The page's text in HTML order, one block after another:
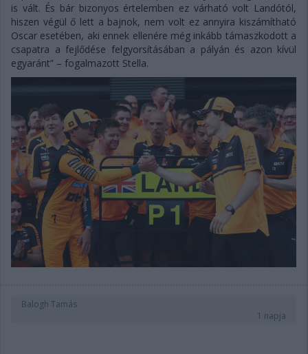
is vált. És bár bizonyos értelemben ez várható volt Landótól,
hiszen végül ő lett a bajnok, nem volt ez annyira kiszámítható
Oscar esetében, aki ennek ellenére még inkább támaszkodott a
csapatra a fejlődése felgyorsításában a pályán és azon kívül
egyaránt” – fogalmazott Stella.
Balogh Tamás
1 napja